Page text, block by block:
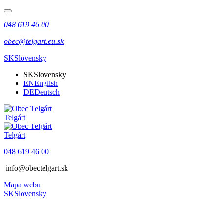
048 619 46 00
obec@telgart.eu.sk
SKSlovensky
SKSlovensky
ENEnglish
DEDeutsch
Telgárt
Telgárt
048 619 46 00
info@obectelgart.sk
Mapa webu
SKSlovensky